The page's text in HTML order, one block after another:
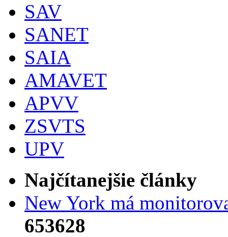
SAV
SANET
SAIA
AMAVET
APVV
ZSVTS
UPV
Najčítanejšie články
New York má
653628